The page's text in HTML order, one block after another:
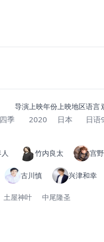
季
导演上映年份
2020
上映地区
日本
语言
日语
竹内良太 宫
古川慎 兴津和幸
土屋神叶 中尾隆圣